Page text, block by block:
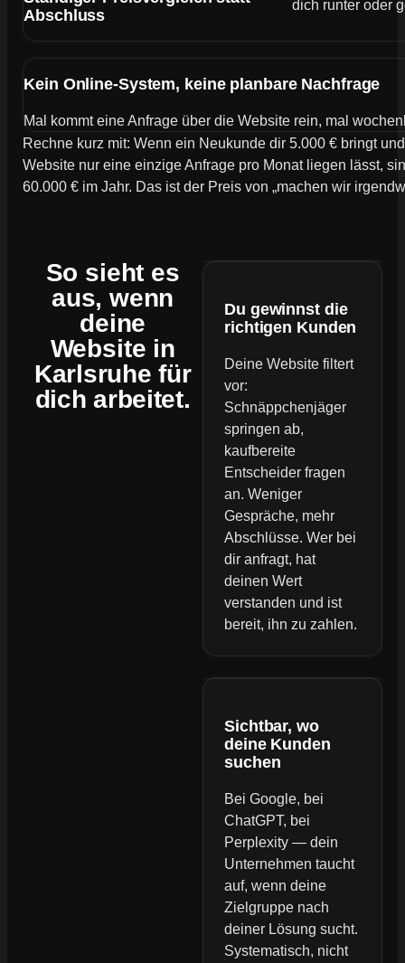
Abschluss
dich runter oder
Kein Online-System, keine planbare Nachfrage
Mal kommt eine Anfrage über die Website rein, mal
Rechne kurz mit: Wenn ein Neukunde dir 5.000 € bringt
Website nur eine einzige Anfrage pro Monat liegen lässt,
60.000 € im Jahr. Das ist der Preis von „machen wir
So sieht es
aus, wenn
deine
Website in
Karlsruhe für
dich arbeitet.
Du gewinnst die
richtigen Kunden
Deine Website filtert
vor:
Schnäppchenjäger
springen ab,
kaufbereite
Entscheider fragen
an. Weniger
Gespräche, mehr
Abschlüsse. Wer bei
dir anfragt, hat
deinen Wert
verstanden und ist
bereit, ihn zu zahlen.
Sichtbar, wo
deine Kunden
suchen
Bei Google, bei
ChatGPT, bei
Perplexity — dein
Unternehmen taucht
auf, wenn deine
Zielgruppe nach
deiner Lösung sucht.
Systematisch, nicht